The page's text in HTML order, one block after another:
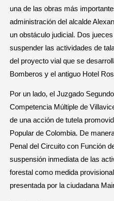
una de las obras más
administración del alcalde
un obstáculo judicial. Dos
suspender las actividades de
del proyecto vial que se
Bomberos y el antiguo Hotel
Por un lado, el Juzgado
Competencia Múltiple de
de una acción de tutela
Popular de Colombia. De
Penal del Circuito con Función
suspensión inmediata de las
forestal como medida
presentada por la ciudadana